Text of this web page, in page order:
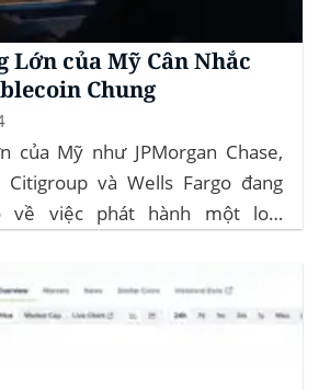
Lớn của Mỹ Cân Nhắc
Chung
của Mỹ như JPMorgan Chase,
và Wells Fargo đang
về việc phát hành một loại